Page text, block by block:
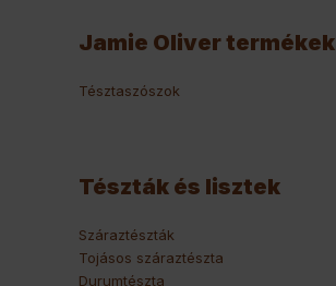
Jamie Oliver termékek
Tésztaszószok
Tészták és lisztek
Száraztészták
Tojásos száraztészta
Durumtészta